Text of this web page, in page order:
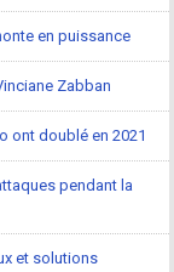
en puissance
Zabban
ont doublé en 2021
pendant la
et solutions